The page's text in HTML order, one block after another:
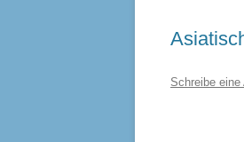
Schreibe eine